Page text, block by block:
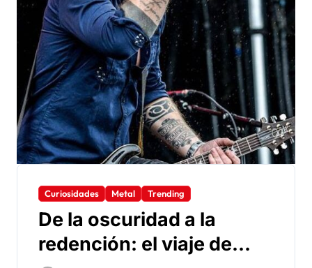
Curiosidades Metal Trending
De la oscuridad a la
redención: el viaje de